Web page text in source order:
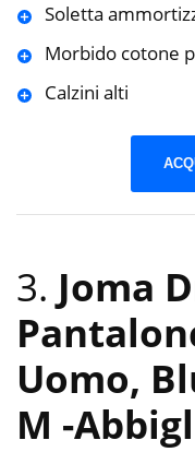
Soletta
Morbido cotone
Calzini alti
3. Joma
Uomo,
M -